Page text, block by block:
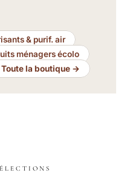
& purif. air
ménagers écolo
Toute la boutique →